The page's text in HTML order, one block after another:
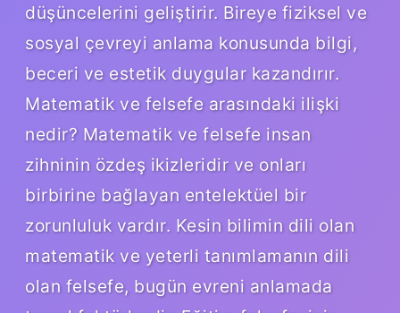
düşüncelerini geliştirir. Bireye fiziksel ve
sosyal çevreyi anlama konusunda bilgi,
beceri ve estetik duygular kazandırır.
Matematik ve felsefe arasındaki ilişki
nedir? Matematik ve felsefe insan
zihninin özdeş ikizleridir ve onları
birbirine bağlayan entelektüel bir
zorunluluk vardır. Kesin bilimin dili olan
matematik ve yeterli tanımlamanın dili
olan felsefe, bugün evreni anlamada